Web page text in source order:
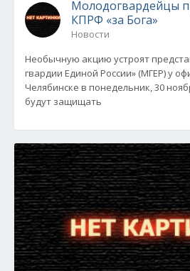
Молодогвардейцы
КПРФ «за Бога»
Новости
Необычную акцию устроят
гвардии Единой России» (МГЕР) у
Челябинске в понедельник, 30
будут защищать